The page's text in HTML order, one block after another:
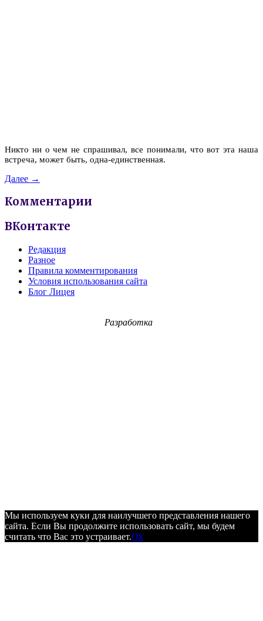
Никто ни о чем не спрашивал, все понимали, что вот эта наша
встреча, может быть, одна-единственная.
Далее →
Комментарии
ВКонтакте
Редакция
Разное
Правила комментирования
Условия использования сайта
Блог Лицея
Разработка
Мы используем куки для наилучшего представления нашего
сайта. Если Вы продолжите использовать сайт, мы будем
считать что Вас это устраивает.Ok